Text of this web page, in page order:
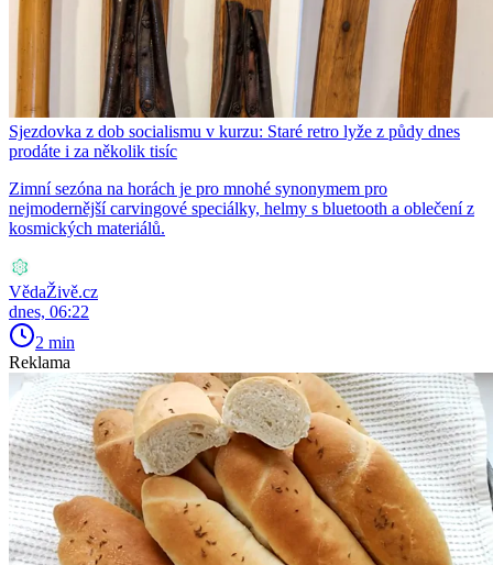
Sjezdovka z dob socialismu v kurzu: Staré retro lyže z půdy dnes
prodáte i za několik tisíc
Zimní sezóna na horách je pro mnohé synonymem pro
nejmodernější carvingové speciálky, helmy s bluetooth a oblečení z
kosmických materiálů.
VědaŽivě.cz
dnes, 06:22
2 min
Reklama